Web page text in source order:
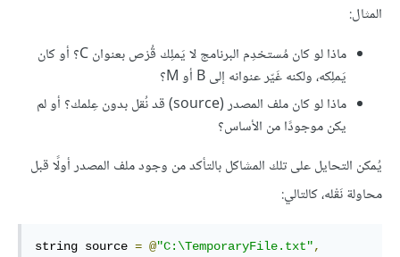
المثال:
ماذا لو كان مُستخدِم البرنامج لا يَملِك قُرْص بعنوان C؟ أو كان
يَملِكه، ولكنه غَيّر عنوانه إلى B أو M؟
ماذا لو كان ملف المصدر (source) قد نُقل بدون عِلمك؟ أو لم
يكن موجودًا من الأساس؟
يُمكن التحايل على تلك المشاكل بالتأكد من وجود ملف المصدر أولًا قبل
محاولة نَقْله، كالتالي:
string source = @"C:\TemporaryFile.txt",